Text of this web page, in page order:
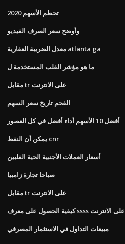
تحطم الأسهم 2020
وأوضح سعر الصرف الفيديو
معدل الضريبة العقارية atlanta ga
ما هو مؤشر القلب المستخدمة ل
مقابل tr على الانترنت
الفحم تاريخ سعر السهم
أفضل 10 الأسهم أداء أفضل في كل العصور
يمكن أن النفط cnr
أسعار العملات الأجنبية الحية الفلبين
صباحا تجارة زامبيا
مقابل tr على الانترنت
كيفية الحصول على معرف ssss على الانترنت
مبيعات التداول في الاستثمار المصرفي